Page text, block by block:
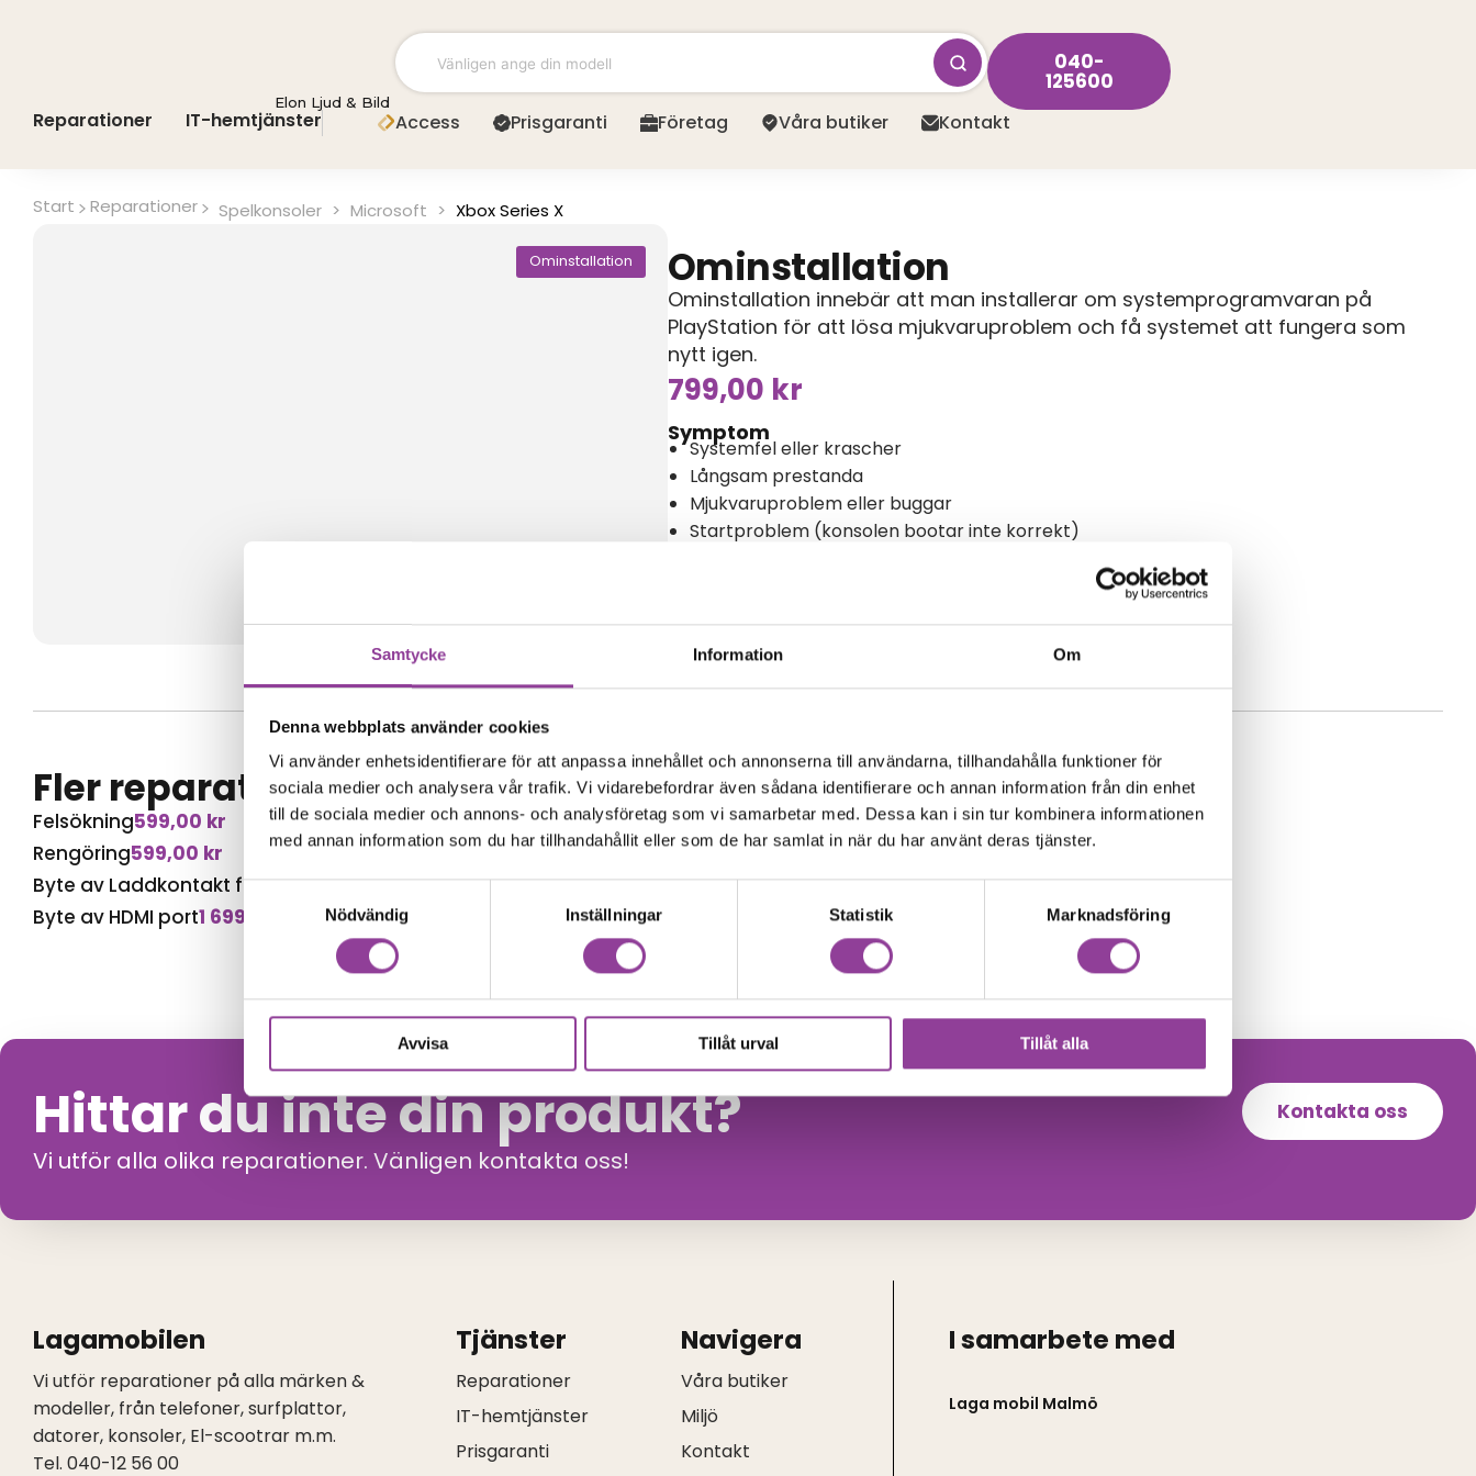
Samtycke Information Om
Denna webbplats använder cookies
Vi använder enhetsidentifierare för att anpassa innehållet och annonserna till användarna, tillhandahålla funktioner för
sociala medier och analysera vår trafik. Vi vidarebefordrar även sådana identifierare och annan information från din enhet
till de sociala medier och annons- och analysföretag som vi samarbetar med. Dessa kan i sin tur kombinera informationen
med annan information som du har tillhandahållit eller som de har samlat in när du har använt deras tjänster.
Nödvändig
Inställningar Statistik Marknadsföring
Avvisa Tillåt urval Tillåt alla
Elon Ljud & Bild
040-
125600
Reparationer IT-hemtjänster Access Prisgaranti Företag Våra butiker Kontakt
Start Reparationer Spelkonsoler > Microsoft > Xbox Series X
Ominstallation Ominstallation
Ominstallation innebär att man installerar om systemprogramvaran på
PlayStation för att lösa mjukvaruproblem och få systemet att fungera som
nytt igen.
799,00 kr
Symptom
Systemfel eller krascher
Långsam prestanda
Mjukvaruproblem eller buggar
Startproblem (konsolen bootar inte korrekt)
Fler reparationer för samma modell
Felsökning599,00 kr
Rengöring599,00 kr
Byte av Laddkontakt för handkontroll999,00kr
Byte av HDMI port1 699,00
Hittar du inte din produkt?
Vi utför alla olika reparationer. Vänligen kontakta oss!
Kontakta oss
Lagamobilen
Vi utför reparationer på alla märken &
modeller, från telefoner, surfplattor,
datorer, konsoler, El-scootrar m.m.
Tel. 040-12 56 00
Tjänster
Reparationer
IT-hemtjänster
Prisgaranti
Navigera
Våra butiker
Miljö
Kontakt
I samarbete med
Laga mobil Malmö